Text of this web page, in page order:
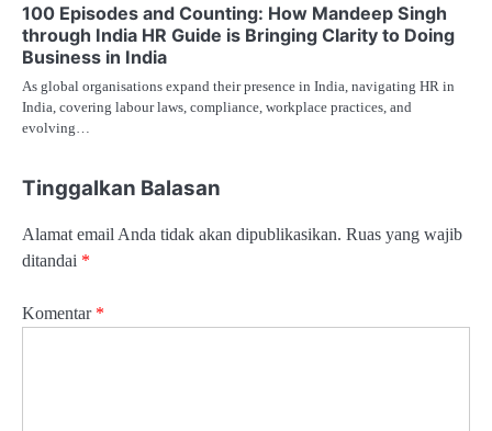
100 Episodes and Counting: How Mandeep Singh
through India HR Guide is Bringing Clarity to Doing
Business in India
As global organisations expand their presence in India, navigating HR in
India, covering labour laws, compliance, workplace practices, and
evolving…
Tinggalkan Balasan
Alamat email Anda tidak akan dipublikasikan. Ruas yang wajib
ditandai *
Komentar *